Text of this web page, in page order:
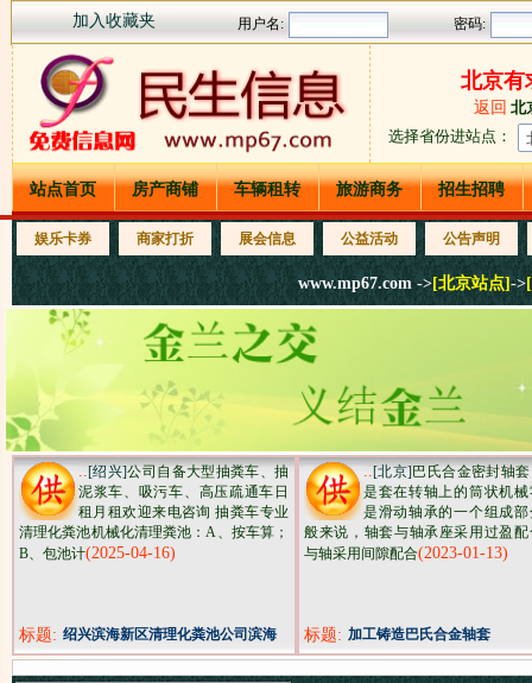
加入收藏夹
北京有
返回 北
选择省份进站点 ：
站点首页 房产商铺 车辆租转 旅游商务 招生招聘
娱乐卡券 商家打折 展会信息 公益活动 公告声明
www.mp67.com ->[北京站点] ->
..[绍兴]公司自备大型抽粪车、抽
泥浆车、吸污车、高压疏通车日
租月租欢迎来电咨询 抽粪车专业
清理化粪池机械化清理粪池：A、按车算；
B、包池计(2025-04-16)
标题: 绍兴滨海新区清理化粪池公司滨海
新区环卫抽粪公司
..[北京] 巴氏合金密封轴
是套在转轴上的筒状机械
是滑动轴承的一个组成部
般来说，轴套与轴承座采用过盈配
与轴采用间隙配合(2023-01-13)
标题: 加工铸造巴氏合金轴套